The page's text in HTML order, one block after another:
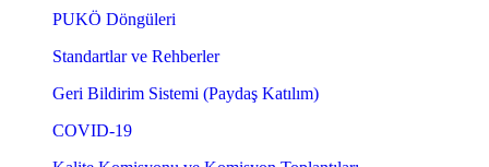
PUKÖ Döngüleri
Standartlar ve Rehberler
Geri Bildirim Sistemi (Paydaş Katılım)
COVID-19